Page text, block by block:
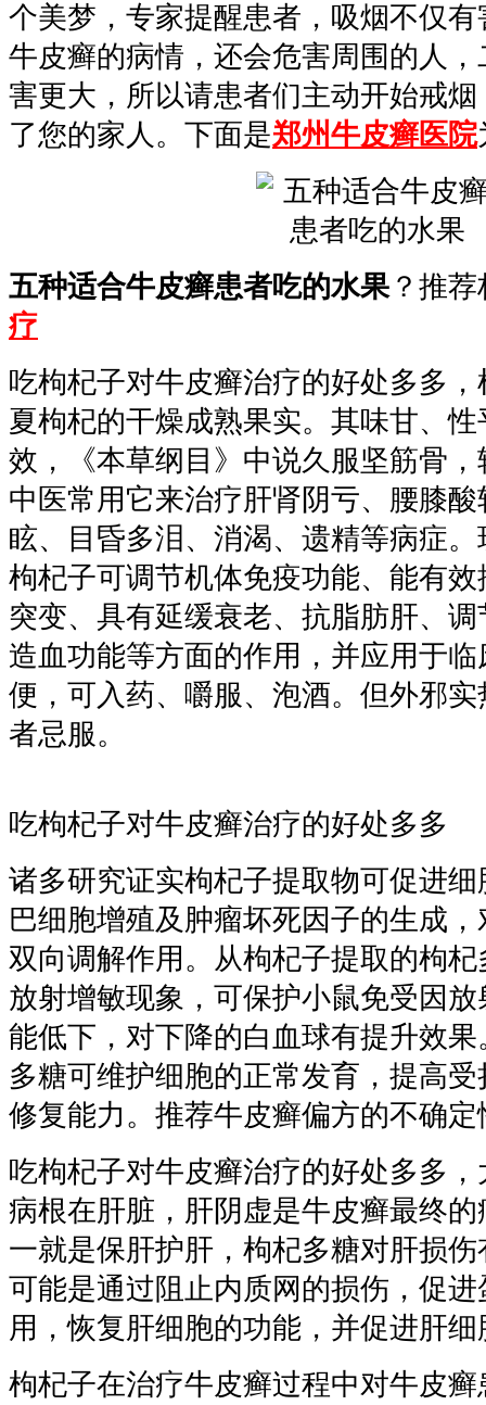
个美梦，专家提醒患者，吸烟不仅
牛皮癣的病情，还会危害周围的人
害更大，所以请患者们主动开始戒
了您的家人。下面是郑州牛皮癣医院
五种适合牛皮癣患者吃的水果？推荐
疗
吃枸杞子对牛皮癣治疗的好处多多
夏枸杞的干燥成熟果实。其味甘、
效，《本草纲目》中说久服坚筋骨
中医常用它来治疗肝肾阴亏、腰膝
眩、目昏多泪、消渴、遗精等病症
枸杞子可调节机体免疫功能、能有
突变、具有延缓衰老、抗脂肪肝、
造血功能等方面的作用，并应用于
便，可入药、嚼服、泡酒。但外邪
者忌服。
吃枸杞子对牛皮癣治疗的好处多多
诸多研究证实枸杞子提取物可促进
巴细胞增殖及肿瘤坏死因子的生成
双向调解作用。从枸杞子提取的枸
放射增敏现象，可保护小鼠免受因
能低下，对下降的白血球有提升效
多糖可维护细胞的正常发育，提高
修复能力。推荐牛皮癣偏方的不确定
吃枸杞子对牛皮癣治疗的好处多多
病根在肝脏，肝阴虚是牛皮癣最终
一就是保肝护肝，枸杞多糖对肝损
可能是通过阻止内质网的损伤，促
用，恢复肝细胞的功能，并促进肝
枸杞子在治疗牛皮癣过程中对牛皮